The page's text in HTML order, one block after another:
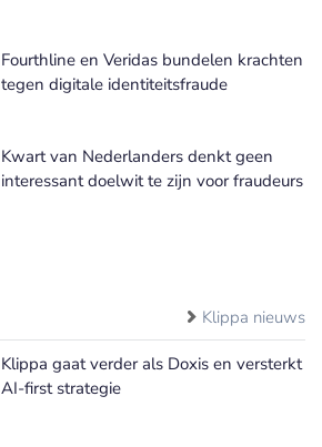
Fourthline en Veridas bundelen krachten
tegen digitale identiteitsfraude
Kwart van Nederlanders denkt geen
interessant doelwit te zijn voor fraudeurs
Klippa nieuws
Klippa gaat verder als Doxis en versterkt
AI-first strategie